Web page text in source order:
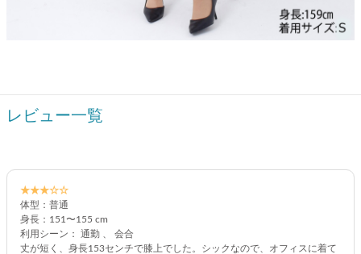
レビュー一覧
★★★☆☆
体型：普通
身長：151〜155 cm
利用シーン： 通勤 、 会合
丈が短く、身長153センチで膝上でした。シックなので、オフィスに着て